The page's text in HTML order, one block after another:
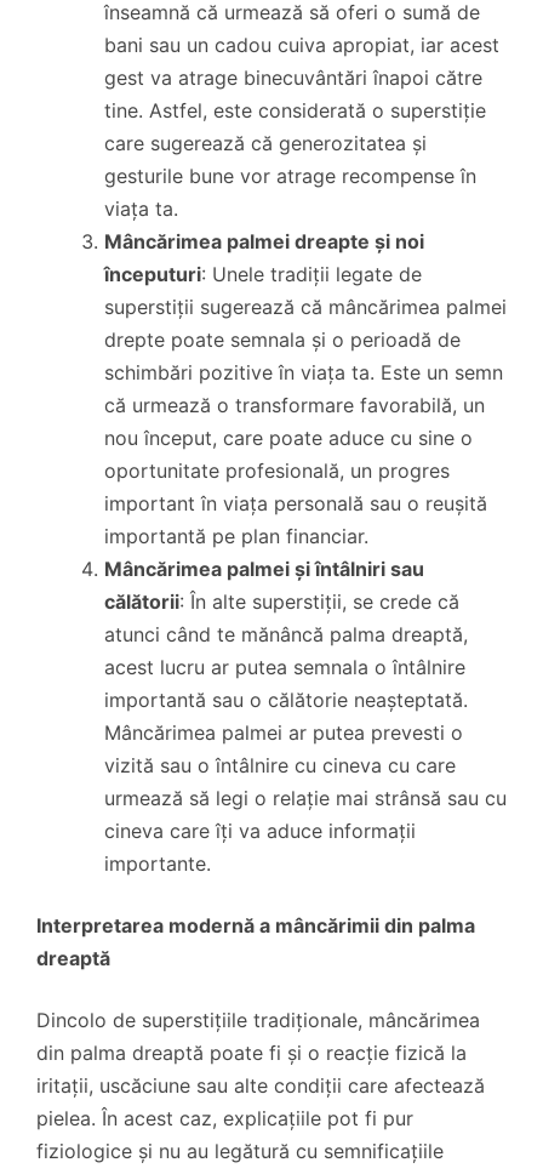
înseamnă că urmează să oferi o sumă de
bani sau un cadou cuiva apropiat, iar acest
gest va atrage binecuvântări înapoi către
tine. Astfel, este considerată o superstiție
care sugerează că generozitatea și
gesturile bune vor atrage recompense în
viața ta.
Mâncărimea palmei dreapte și noi
începuturi: Unele tradiții legate de
superstiții sugerează că mâncărimea palmei
drepte poate semnala și o perioadă de
schimbări pozitive în viața ta. Este un semn
că urmează o transformare favorabilă, un
nou început, care poate aduce cu sine o
oportunitate profesională, un progres
important în viața personală sau o reușită
importantă pe plan financiar.
Mâncărimea palmei și întâlniri sau
călătorii: În alte superstiții, se crede că
atunci când te mănâncă palma dreaptă,
acest lucru ar putea semnala o întâlnire
importantă sau o călătorie neașteptată.
Mâncărimea palmei ar putea prevesti o
vizită sau o întâlnire cu cineva cu care
urmează să legi o relație mai strânsă sau cu
cineva care îți va aduce informații
importante.
Interpretarea modernă a mâncărimii din palma
dreaptă
Dincolo de superstițiile tradiționale, mâncărimea
din palma dreaptă poate fi și o reacție fizică la
iritații, uscăciune sau alte condiții care afectează
pielea. În acest caz, explicațiile pot fi pur
fiziologice și nu au legătură cu semnificațiile